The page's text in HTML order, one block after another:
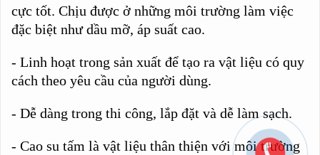
cực tốt. Chịu được ở những môi trường làm việc
đặc biệt như dầu mỡ, áp suất cao.
- Linh hoạt trong sản xuất để tạo ra vật liệu có quy
cách theo yêu cầu của người dùng.
- Dễ dàng trong thi công, lắp đặt và dễ làm sạch.
- Cao su tấm là vật liệu thân thiện với môi trường